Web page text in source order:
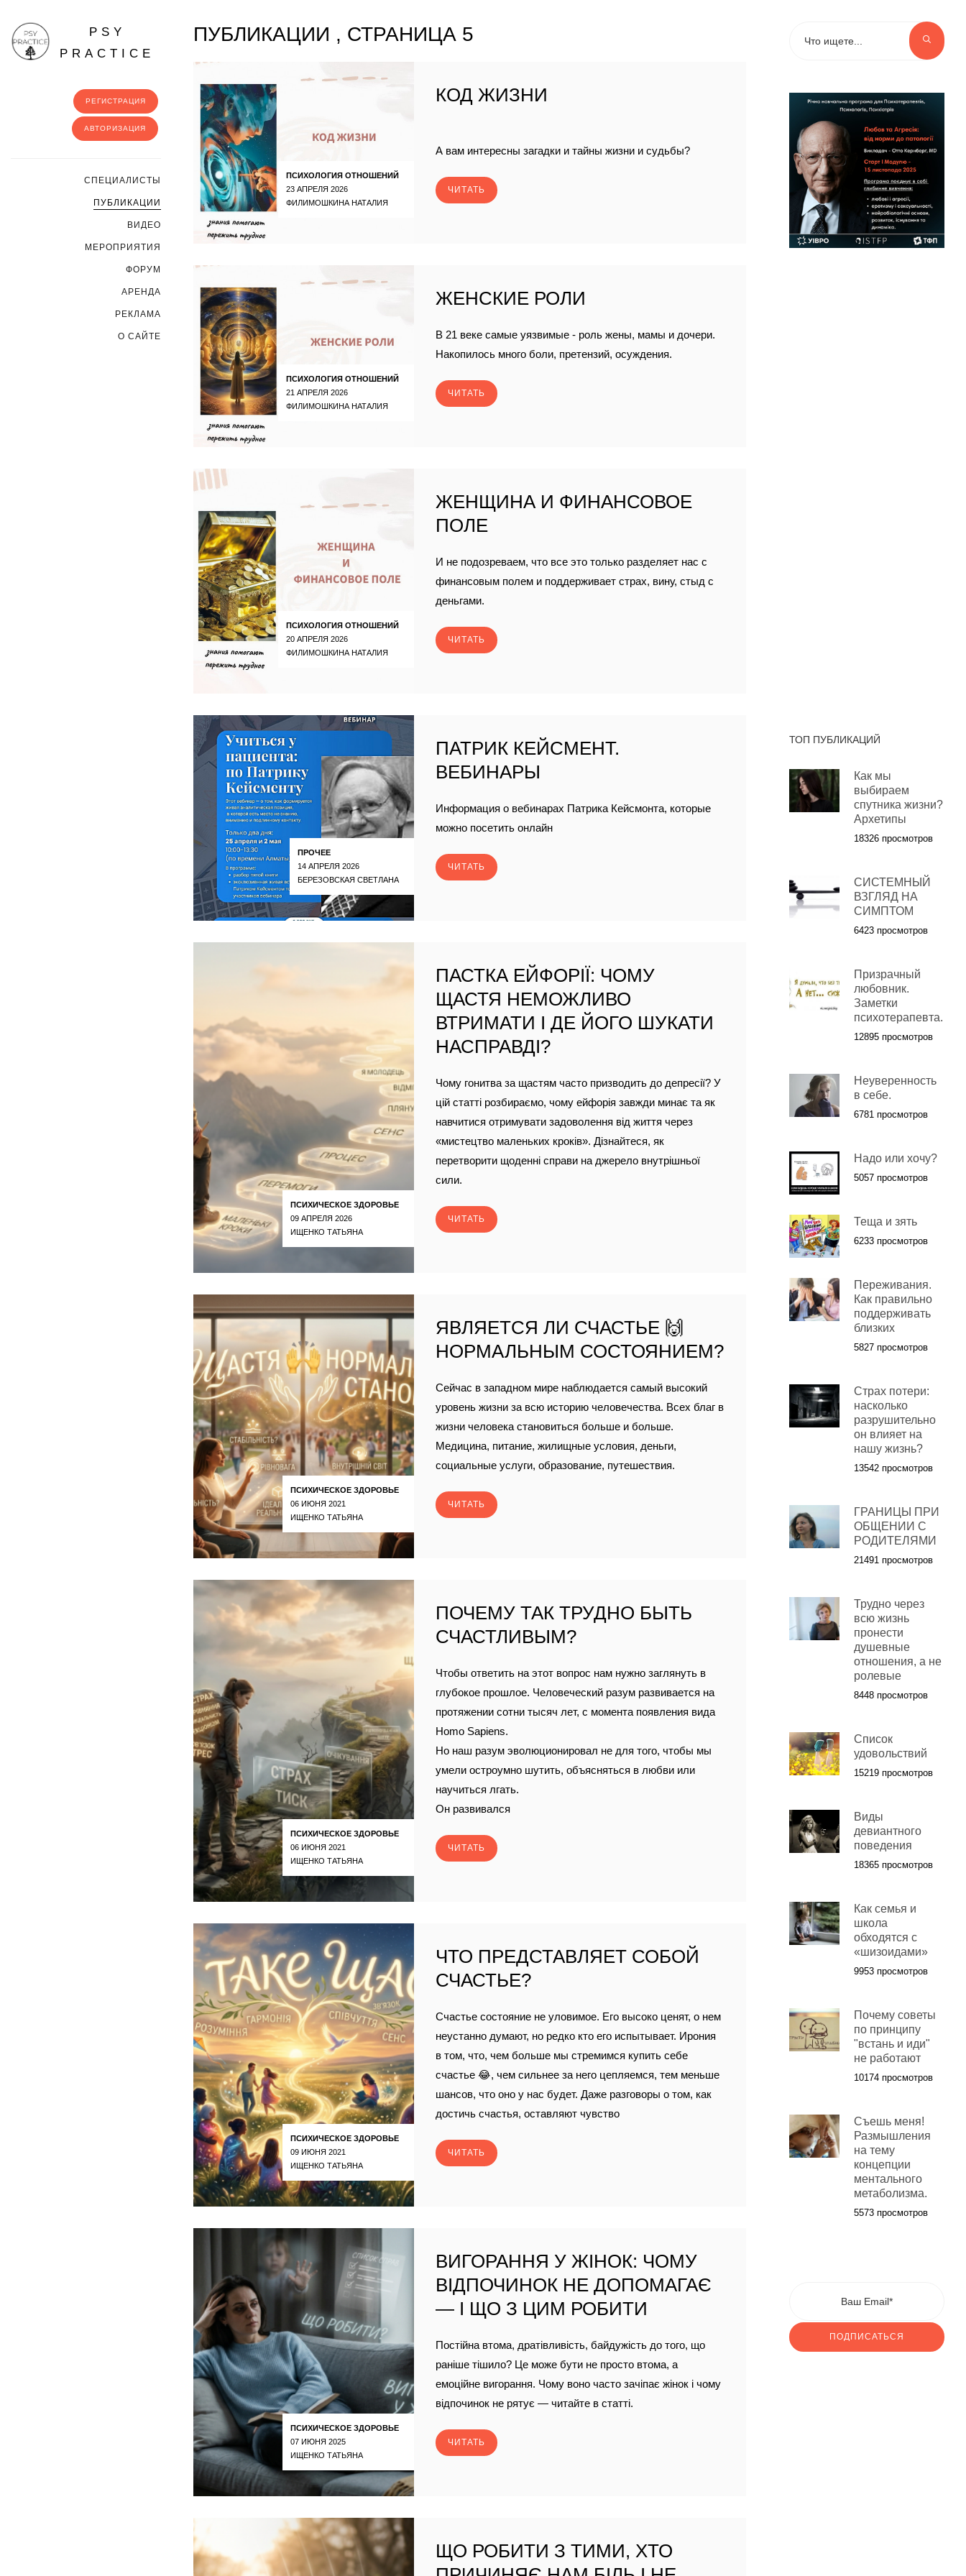
PSY
PRACTICE
РЕГИСТРАЦИЯ
АВТОРИЗАЦИЯ
CПЕЦИАЛИСТЫ
ПУБЛИКАЦИИ
ВИДЕО
МЕРОПРИЯТИЯ
ФОРУМ
АРЕНДА
РЕКЛАМА
О САЙТЕ
ПУБЛИКАЦИИ , СТРАНИЦА 5
ПСИХОЛОГИЯ ОТНОШЕНИЙ
23 АПРЕЛЯ 2026
ФИЛИМОШКИНА НАТАЛИЯ
КОД ЖИЗНИ
А вам интересны загадки и тайны жизни и судьбы?
ЧИТАТЬ
ПСИХОЛОГИЯ ОТНОШЕНИЙ
21 АПРЕЛЯ 2026
ФИЛИМОШКИНА НАТАЛИЯ
ЖЕНСКИЕ РОЛИ
В 21 веке самые уязвимые - роль жены, мамы и дочери.
Накопилось много боли, претензий, осуждения.
ЧИТАТЬ
ПСИХОЛОГИЯ ОТНОШЕНИЙ
20 АПРЕЛЯ 2026
ФИЛИМОШКИНА НАТАЛИЯ
ЖЕНЩИНА И ФИНАНСОВОЕ
ПОЛЕ
И не подозреваем, что все это только разделяет нас с
финансовым полем и поддерживает страх, вину, стыд с
деньгами.
ЧИТАТЬ
ПРОЧЕЕ
14 АПРЕЛЯ 2026
БЕРЕЗОВСКАЯ СВЕТЛАНА
ПАТРИК КЕЙСМЕНТ.
ВЕБИНАРЫ
Информация о вебинарах Патрика Кейсмонта, которые
можно посетить онлайн
ЧИТАТЬ
ПСИХИЧЕСКОЕ ЗДОРОВЬЕ
09 АПРЕЛЯ 2026
ИЩЕНКО ТАТЬЯНА
ПАСТКА ЕЙФОРІЇ: ЧОМУ
ЩАСТЯ НЕМОЖЛИВО
ВТРИМАТИ І ДЕ ЙОГО ШУКАТИ
НАСПРАВДІ?
Чому гонитва за щастям часто призводить до депресії? У
цій статті розбираємо, чому ейфорія завжди минає та як
навчитися отримувати задоволення від життя через
«мистецтво маленьких кроків». Дізнайтеся, як
перетворити щоденні справи на джерело внутрішньої
сили.
ЧИТАТЬ
ПСИХИЧЕСКОЕ ЗДОРОВЬЕ
06 ИЮНЯ 2021
ИЩЕНКО ТАТЬЯНА
ЯВЛЯЕТСЯ ЛИ СЧАСТЬЕ 🙌
НОРМАЛЬНЫМ СОСТОЯНИЕМ?
Сейчас в западном мире наблюдается самый высокий
уровень жизни за всю историю человечества. Всех благ в
жизни человека становиться больше и больше.
Медицина, питание, жилищные условия, деньги,
социальные услуги, образование, путешествия.
ЧИТАТЬ
ПСИХИЧЕСКОЕ ЗДОРОВЬЕ
06 ИЮНЯ 2021
ИЩЕНКО ТАТЬЯНА
ПОЧЕМУ ТАК ТРУДНО БЫТЬ
СЧАСТЛИВЫМ?
Чтобы ответить на этот вопрос нам нужно заглянуть в
глубокое прошлое. Человеческий разум развивается на
протяжении сотни тысяч лет, с момента появления вида
Homo Sapiens.
Но наш разум эволюционировал не для того, чтобы мы
умели остроумно шутить, объясняться в любви или
научиться лгать.
Он развивался
ЧИТАТЬ
ПСИХИЧЕСКОЕ ЗДОРОВЬЕ
09 ИЮНЯ 2021
ИЩЕНКО ТАТЬЯНА
ЧТО ПРЕДСТАВЛЯЕТ СОБОЙ
СЧАСТЬЕ?
Счастье состояние не уловимое. Его высоко ценят, о нем
неустанно думают, но редко кто его испытывает. Ирония
в том, что, чем больше мы стремимся купить себе
счастье 😂, чем сильнее за него цепляемся, тем меньше
шансов, что оно у нас будет. Даже разговоры о том, как
достичь счастья, оставляют чувство
ЧИТАТЬ
ПСИХИЧЕСКОЕ ЗДОРОВЬЕ
07 ИЮНЯ 2025
ИЩЕНКО ТАТЬЯНА
ВИГОРАННЯ У ЖІНОК: ЧОМУ
ВІДПОЧИНОК НЕ ДОПОМАГАЄ
— І ЩО З ЦИМ РОБИТИ
Постійна втома, дратівливість, байдужість до того, що
раніше тішило? Це може бути не просто втома, а
емоційне вигорання. Чому воно часто зачіпає жінок і чому
відпочинок не рятує — читайте в статті.
ЧИТАТЬ
ЩО РОБИТИ З ТИМИ, ХТО
ТОП ПУБЛИКАЦИЙ
Как мы
выбираем
спутника жизни?
Архетипы
18326 просмотров
СИСТЕМНЫЙ
ВЗГЛЯД НА
СИМПТОМ
6423 просмотров
Призрачный
любовник.
Заметки
психотерапевта.
12895 просмотров
Неуверенность
в себе.
6781 просмотров
Надо или хочу?
5057 просмотров
Теща и зять
6233 просмотров
Переживания.
Как правильно
поддерживать
близких
5827 просмотров
Страх потери:
насколько
разрушительно
он влияет на
нашу жизнь?
13542 просмотров
ГРАНИЦЫ ПРИ
ОБЩЕНИИ С
РОДИТЕЛЯМИ
21491 просмотров
Трудно через
всю жизнь
пронести
душевные
отношения, а не
ролевые
8448 просмотров
Список
удовольствий
15219 просмотров
Виды
девиантного
поведения
18365 просмотров
Как семья и
школа
обходятся с
«шизоидами»
9953 просмотров
Почему советы
по принципу
"встань и иди"
не работают
10174 просмотров
Съешь меня!
Размышления
на тему
концепции
ментального
метаболизма.
5573 просмотров
ПОДПИСАТЬСЯ